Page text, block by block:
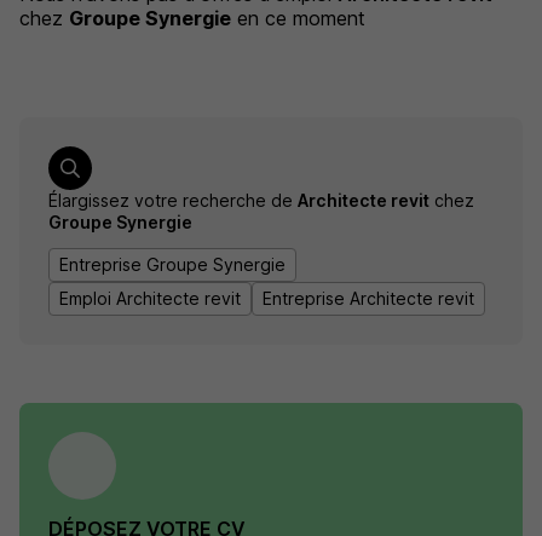
chez Groupe Synergie en ce moment
Élargissez votre recherche de Architecte revit chez
Groupe Synergie
Entreprise Groupe Synergie
Emploi Architecte revit
Entreprise Architecte revit
DÉPOSEZ VOTRE CV